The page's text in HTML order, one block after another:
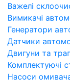
Важелі
Вимикачі
Генератори
Датчики
Двигуни та
Комплектуючі
Насоси